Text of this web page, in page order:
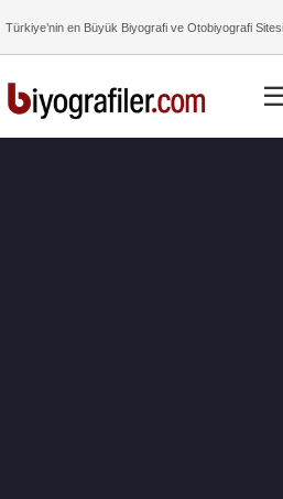
Türkiye’nin en Büyük Biyografi ve Otobiyografi Sitesi
☰